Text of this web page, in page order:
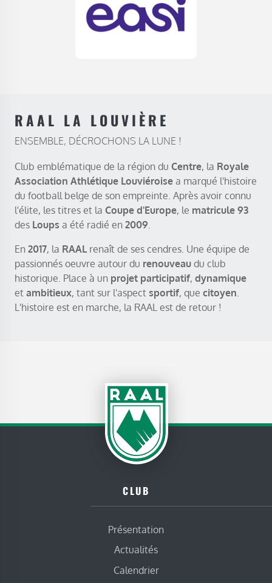
RAAL LA LOUVIÈRE
ENSEMBLE, DÉCROCHONS LA LUNE !
Club emblématique de la région du Centre, la Royale
Association Athlétique Louviéroisea marqué l'histoire
du football belge de son empreinte. Après avoir connu
l'élite, les titres et la Coupe d'Europe, le matricule 93
des Loups a été radié en 2009.
En 2017, la RAALrenaît de ses cendres. Une équipe de
passionnés oeuvre autour du renouveaudu club
historique. Place à un projet participatif, dynamique
et ambitieux, tant sur l'aspect sportif, que citoyen.
L'histoire est en marche, la RAAL est de retour !
CLUB
Présentation
Actualités
Calendrier